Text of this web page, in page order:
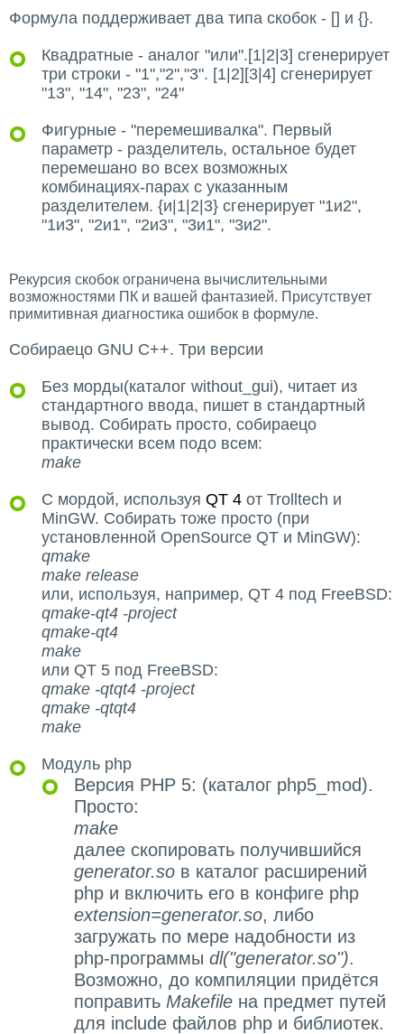
Формула поддерживает два типа скобок - [] и {}.
Квадратные - аналог "или".[1|2|3] сгенерирует
три строки - "1","2","3". [1|2][3|4] сгенерирует
"13", "14", "23", "24"
Фигурные - "перемешивалка". Первый
параметр - разделитель, остальное будет
перемешано во всех возможных
комбинациях-парах с указанным
разделителем. {и|1|2|3} сгенерирует "1и2",
"1и3", "2и1", "2и3", "3и1", "3и2".
Рекурсия скобок ограничена вычислительными
возможностями ПК и вашей фантазией. Присутствует
примитивная диагностика ошибок в формуле.
Собираецо GNU C++. Три версии
Без морды(каталог without_gui), читает из
стандартного ввода, пишет в стандартный
вывод. Собирать просто, собираецо
практически всем подо всем:
make
С мордой, используя QT 4 от Trolltech и
MinGW. Собирать тоже просто (при
установленной OpenSource QT и MinGW):
qmake
make release
или, используя, например, QT 4 под FreeBSD:
qmake-qt4 -project
qmake-qt4
make
или QT 5 под FreeBSD:
qmake -qtqt4 -project
qmake -qtqt4
make
Модуль php
Версия PHP 5: (каталог php5_mod).
Просто:
make
далее скопировать получившийся
generator.so в каталог расширений
php и включить его в конфиге php
extension=generator.so, либо
загружать по мере надобности из
php-программы dl("generator.so").
Возможно, до компиляции придётся
поправить Makefile на предмет путей
для include файлов php и библиотек.